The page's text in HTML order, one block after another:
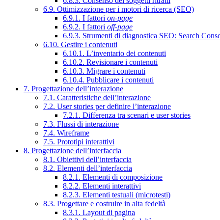
6.9. Ottimizzazione per i motori di ricerca (SEO)
6.9.1. I fattori on-page
6.9.2. I fattori off-page
6.9.3. Strumenti di diagnostica SEO: Search
6.10. Gestire i contenuti
6.10.1. L’inventario dei contenuti
6.10.2. Revisionare i contenuti
6.10.3. Migrare i contenuti
6.10.4. Pubblicare i contenuti
7. Progettazione dell’interazione
7.1. Caratteristiche dell’interazione
7.2. User stories per definire l’interazione
7.2.1. Differenza tra scenari e user stories
7.3. Flussi di interazione
7.4. Wireframe
7.5. Prototipi interattivi
8. Progettazione dell’interfaccia
8.1. Obiettivi dell’interfaccia
8.2. Elementi dell’interfaccia
8.2.1. Elementi di composizione
8.2.2. Elementi interattivi
8.2.3. Elementi testuali (microtesti)
8.3. Progettare e costruire in alta fedeltà
8.3.1. Layout di pagina